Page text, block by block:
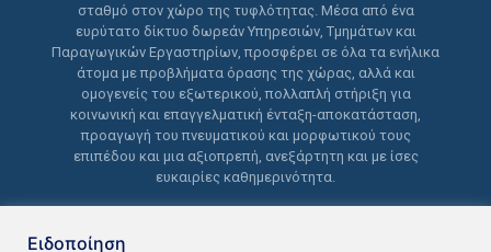
σταθμό στον χώρο της τυφλότητας. Μέσα από ένα
ευρύτατο δίκτυο δωρεάν Υπηρεσιών, Τμημάτων και
Παραγωγικών Εργαστηρίων, προσφέρει σε όλα τα ενήλικα
άτομα με προβλήματα όρασης της χώρας, αλλά και
ομογενείς του εξωτερικού, πολλαπλή στήριξη για
κοινωνική και επαγγελματική ένταξη-αποκατάσταση,
προαγωγή του πνευματικού και μορφωτικού τους
επιπέδου και μια αξιοπρεπή, ανεξάρτητη και με ίσες
ευκαιρίες καθημερινότητα.
Ειδοποίηση